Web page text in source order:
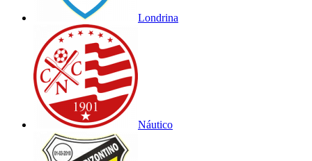
Londrina
Náutico